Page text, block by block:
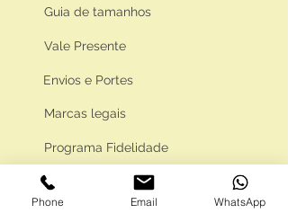
Guia de tamanhos
Vale Presente
Envios e Portes
Marcas legais
Programa Fidelidade
Phone Email WhatsApp